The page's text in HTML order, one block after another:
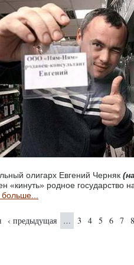
олигарх Евгений Черняк
«кинуть» родное государство
‹ предыдущая … 3 4 5 6 7 8